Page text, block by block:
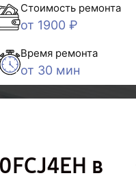
Стоимость ремонта
от 1900 ₽
Время ремонта
от 30 мин
в